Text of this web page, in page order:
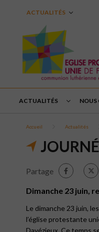
ACTUALITÉS
ACTUALITÉS NOUS
Accueil Actualités
Partage
Dimanche 23 juin,
Le dimanche 23 juin,
l’église protestante
Davézieux. Ce temps